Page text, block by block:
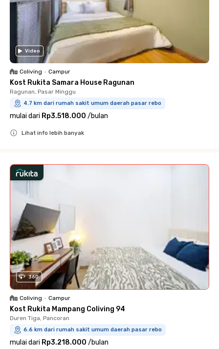
Video
Coliving • Campur
Kost Rukita Samara House Ragunan
Ragunan, Pasar Minggu
4.7 km dari rumah sakit umum daerah pasar rebo
mulai dari Rp3.518.000 /bulan
Lihat info lebih banyak
360
Coliving • Campur
Kost Rukita Mampang Coliving 94
Duren Tiga, Pancoran
6.6 km dari rumah sakit umum daerah pasar rebo
mulai dari Rp3.218.000 /bulan